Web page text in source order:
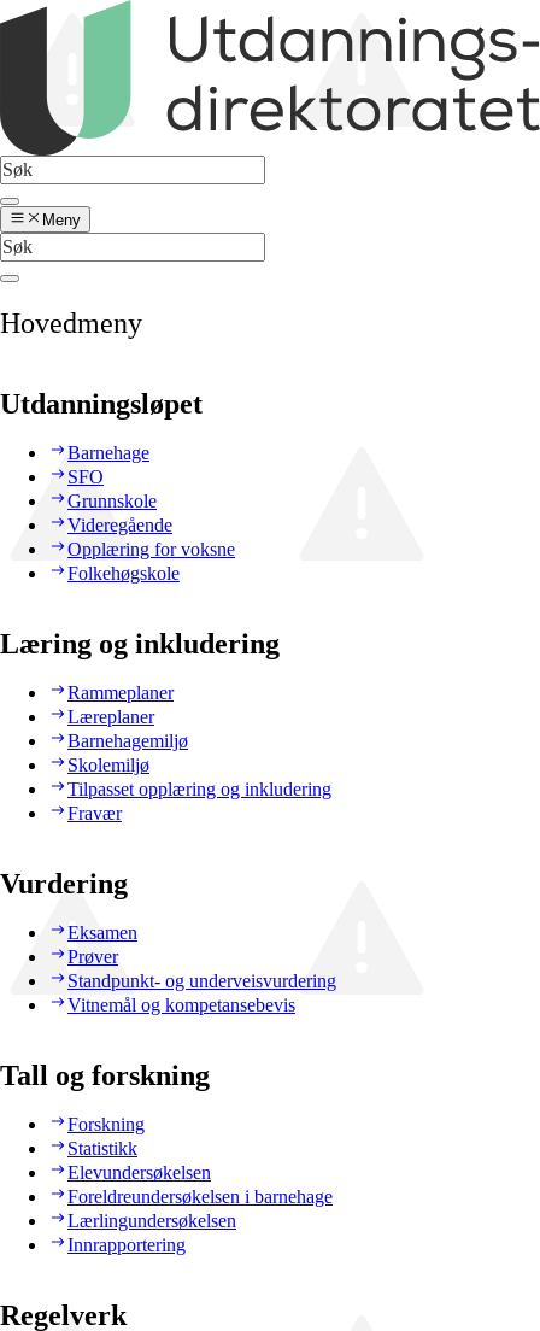
Meny
Hovedmeny
Utdanningsløpet
Barnehage
SFO
Grunnskole
Videregående
Opplæring for voksne
Folkehøgskole
Læring og inkludering
Rammeplaner
Læreplaner
Barnehagemiljø
Skolemiljø
Tilpasset opplæring og inkludering
Fravær
Vurdering
Eksamen
Prøver
Standpunkt- og underveisvurdering
Vitnemål og kompetansebevis
Tall og forskning
Forskning
Statistikk
Elevundersøkelsen
Foreldreundersøkelsen i barnehage
Lærlingundersøkelsen
Innrapportering
Regelverk